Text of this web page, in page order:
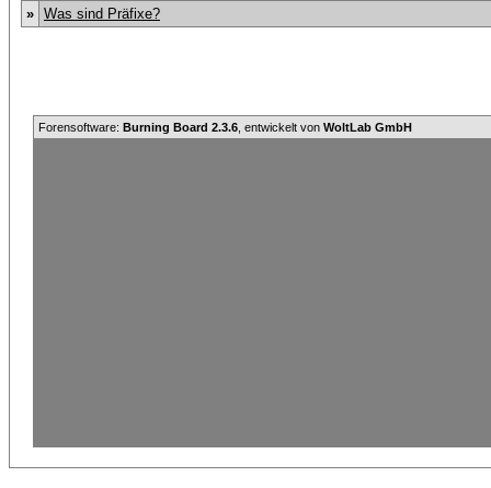
» Was sind Präfixe?
Forensoftware: Burning Board 2.3.6 , entwickelt von WoltLab GmbH